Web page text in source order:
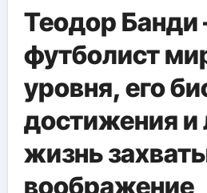
Теодор
футболист
уровня, его
достижения и
жизнь
воображение